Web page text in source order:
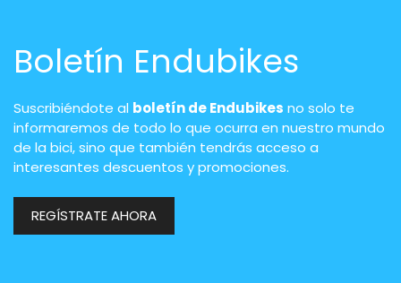
Boletín Endubikes
Suscribiéndote al boletín de Endubikes no solo te
informaremos de todo lo que ocurra en nuestro mundo
de la bici, sino que también tendrás acceso a
interesantes descuentos y promociones.
REGÍSTRATE AHORA